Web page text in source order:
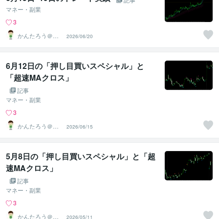
マネー・副業
3
かんたろう＠か
んたんFX
2026/06/20
6月12日の「押し目買いスペシャル」と
「超速MAクロス」
記事
マネー・副業
3
かんたろう＠か
んたんFX
2026/06/15
5月8日の「押し目買いスペシャル」と「超
速MAクロス」
記事
マネー・副業
3
かんたろう＠か
2026/05/11